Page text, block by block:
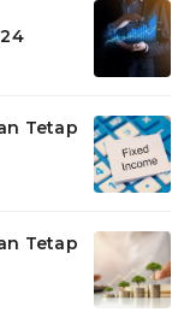
Tetap
Tetap